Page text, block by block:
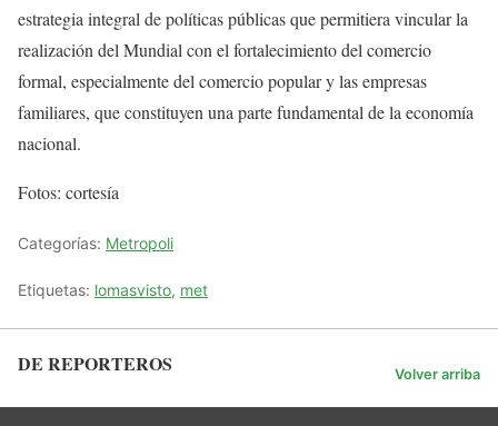
estrategia integral de políticas públicas que permitiera vincular la
realización del Mundial con el fortalecimiento del comercio
formal, especialmente del comercio popular y las empresas
familiares, que constituyen una parte fundamental de la economía
nacional.
Fotos: cortesía
Categorías: Metropoli
Etiquetas: lomasvisto, met
DE REPORTEROS Volver arriba